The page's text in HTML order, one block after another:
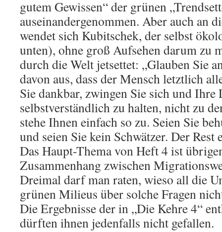
gutem Gewissen“ der grünen
auseinandergenommen. Aber auch an
wendet sich Kubitschek, der selbst
unten), ohne groß Aufsehen darum zu
durch die Welt jetsettet: „Glauben Sie
davon aus, dass der Mensch letztlich
Sie dankbar, zwingen Sie sich und
selbstverständlich zu halten, nicht zu
stehe Ihnen einfach so zu. Seien Sie
und seien Sie kein Schwätzer. Der
Das Haupt-Thema von Heft 4 ist
Zusammenhang zwischen
Dreimal darf man raten, wieso all die
grünen Milieus über solche Fragen
Die Ergebnisse der in „Die Kehre 4“
dürften ihnen jedenfalls nicht gefallen.